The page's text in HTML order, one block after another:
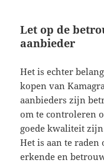
Let op de
aanbieder
Het is echter
kopen van
aanbieders zijn
om te controleren
goede kwaliteit
Het is aan te raden
erkende en